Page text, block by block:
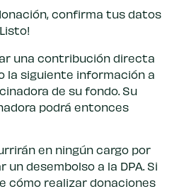
confirma tus datos
una contribución directa
la siguiente información a
de su fondo. Su
podrá entonces
en ningún cargo por
desembolso a la DPA. Si
cómo realizar donaciones